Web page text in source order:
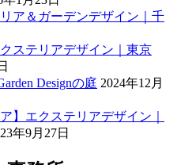
ア＆ガーデンデザイン｜千
ステリアデザイン｜東京
Designの庭 2024年12月
】エクステリアデザイン｜
年9月27日